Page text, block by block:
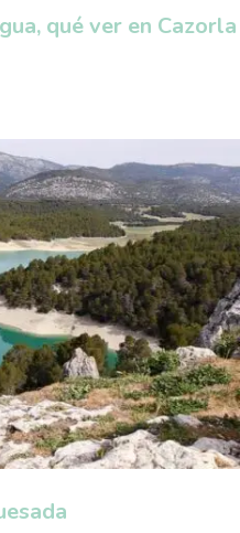
qué ver en Cazorla